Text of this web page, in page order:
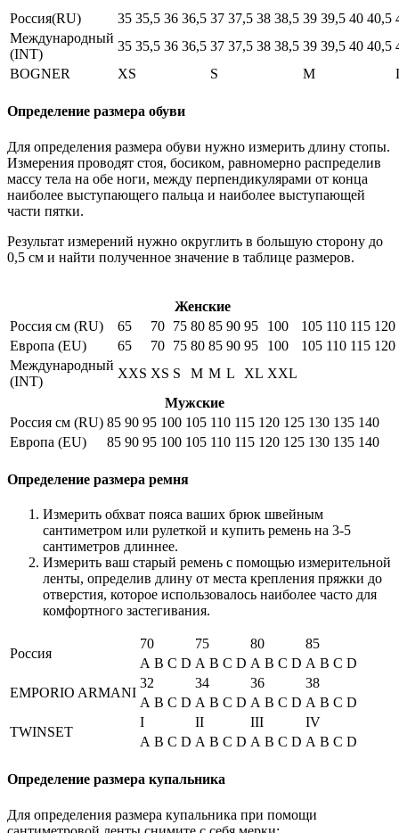
Россия(RU) 35 35,5 36 36,5 37 37,5 38 38,5 39 39,5 40 40,5
Международный
(INT)
35 35,5 36 36,5 37 37,5 38 38,5 39 39,5 40 40,5
BOGNER
XS S M
Определение размера обуви
Для определения размера обуви нужно измерить длину стопы.
Измерения проводят стоя, босиком, равномерно распределив
массу тела на обе ноги, между перпендикулярами от конца
наиболее выступающего пальца и наиболее выступающей
части пятки.
Результат измерений нужно округлить в большую сторону до
0,5 см и найти полученное значение в таблице размеров.
Женские
Россия см (RU)
65 70 75 80 85 90 95 100 105 110 115 120
Европа (EU)
65 70 75 80 85 90 95 100 105 110 115 120
Международный
(INT)
XXS XS S M M L XL XXL
Мужские
Россия см (RU) 85 90 95 100 105 110 115 120 125 130 135 140
Европа (EU)
85 90 95 100 105 110 115 120 125 130 135 140
Определение размера ремня
Измерить обхват пояса ваших брюк швейным
сантиметром или рулеткой и купить ремень на 3-5
сантиметров длиннее.
Измерить ваш старый ремень с помощью измерительной
ленты, определив длину от места крепления пряжки до
отверстия, которое использовалось наиболее часто для
комфортного застегивания.
Россия
70 75 80
85
A B C D A B C D A B C D A B C D
EMPORIO ARMANI
32 34 36
38
A B C D A B C D A B C D A B C D
TWINSET
I II III
IV
A B C D A B C D A B C D A B C D
Определение размера купальника
Для определения размера купальника при помощи